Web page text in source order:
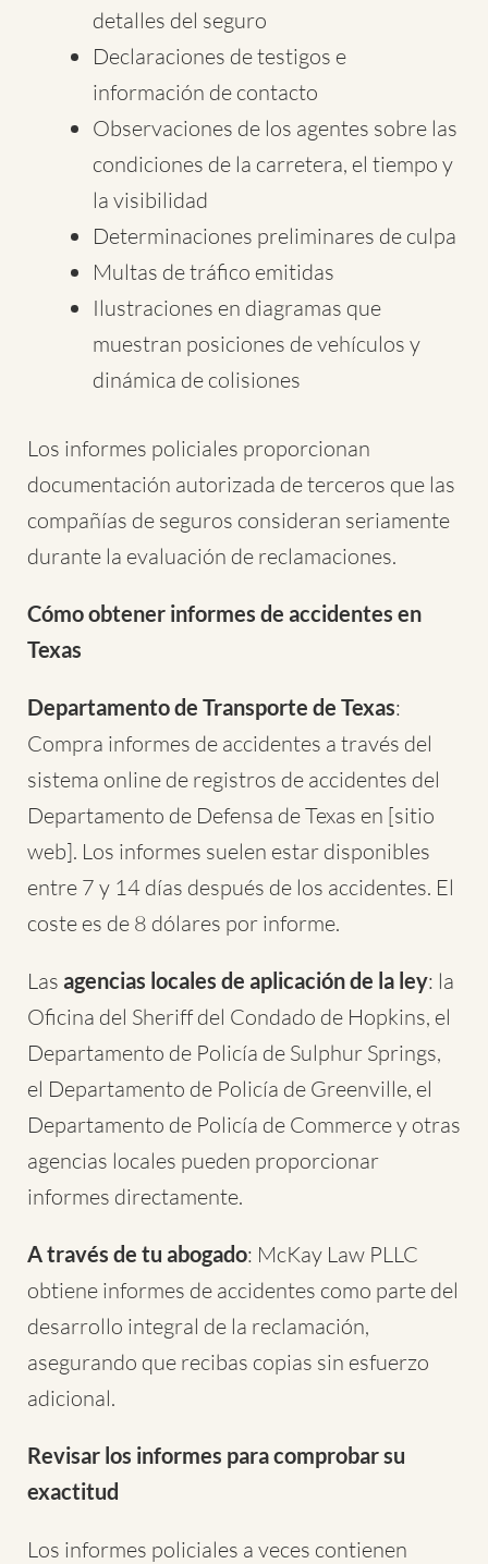
detalles del seguro
Declaraciones de testigos e
información de contacto
Observaciones de los agentes sobre las
condiciones de la carretera, el tiempo y
la visibilidad
Determinaciones preliminares de culpa
Multas de tráfico emitidas
Ilustraciones en diagramas que
muestran posiciones de vehículos y
dinámica de colisiones
Los informes policiales proporcionan
documentación autorizada de terceros que las
compañías de seguros consideran seriamente
durante la evaluación de reclamaciones.
Cómo obtener informes de accidentes en
Texas
Departamento de Transporte de Texas:
Compra informes de accidentes a través del
sistema online de registros de accidentes del
Departamento de Defensa de Texas en [sitio
web]. Los informes suelen estar disponibles
entre 7 y 14 días después de los accidentes. El
coste es de 8 dólares por informe.
Las agencias locales de aplicación de la ley: la
Oficina del Sheriff del Condado de Hopkins, el
Departamento de Policía de Sulphur Springs,
el Departamento de Policía de Greenville, el
Departamento de Policía de Commerce y otras
agencias locales pueden proporcionar
informes directamente.
A través de tu abogado: McKay Law PLLC
obtiene informes de accidentes como parte del
desarrollo integral de la reclamación,
asegurando que recibas copias sin esfuerzo
adicional.
Revisar los informes para comprobar su
exactitud
Los informes policiales a veces contienen